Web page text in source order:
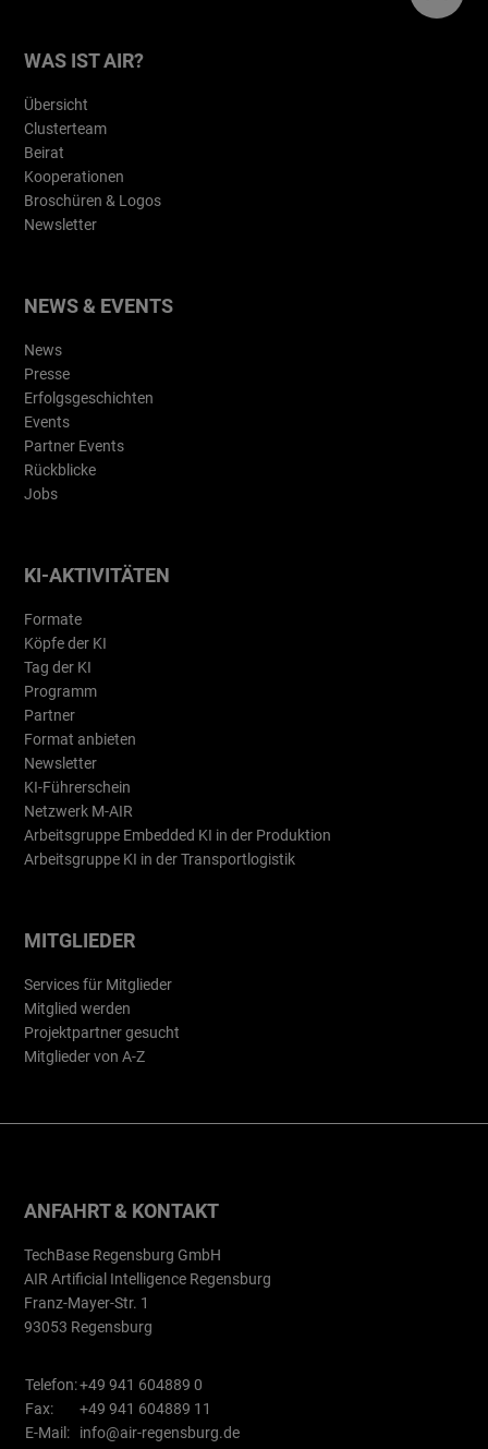
WAS IST AIR?
Übersicht
Clusterteam
Beirat
Kooperationen
Broschüren & Logos
Newsletter
NEWS & EVENTS
News
Presse
Erfolgsgeschichten
Events
Partner Events
Rückblicke
Jobs
KI-AKTIVITÄTEN
Formate
Köpfe der KI
Tag der KI
Programm
Partner
Format anbieten
Newsletter
KI-Führerschein
Netzwerk M-AIR
Arbeitsgruppe Embedded KI in der Produktion
Arbeitsgruppe KI in der Transportlogistik
MITGLIEDER
Services für Mitglieder
Mitglied werden
Projektpartner gesucht
Mitglieder von A-Z
ANFAHRT & KONTAKT
TechBase Regensburg GmbH
AIR Artificial Intelligence Regensburg
Franz-Mayer-Str. 1
93053 Regensburg
Telefon:
Fax:
E-Mail:
+49 941 604889 0
+49 941 604889 11
info@air-regensburg.de